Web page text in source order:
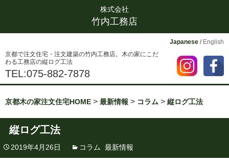
株式会社
竹内工務店
Japanese / English
京都で注文住宅・注文建築の竹内工務店。木の家にこだ
わる工務店の縦ログ工法
TEL:075-882-7878
京都木の家注文住宅HOME > 最新情報 > コラム > 縦ログ工法
縦ログ工法
2019年4月26日 コラム 最新情報